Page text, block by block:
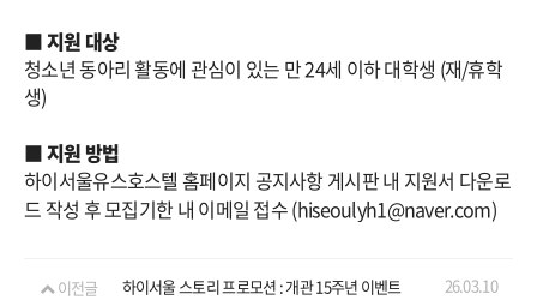
■지원 대상
청소년 동아리 활동에 관심이 있는 만 24세 이하 대학생 (재/휴학
생)
■지원 방법
하이서울유스호스텔 홈페이지 공지사항 게시판 내 지원서 다운로
드 작성 후 모집기한 내 이메일 접수 (hiseoulyh1@naver.com)
이전글 하이서울 스토리 프로모션 : 개관 15주년 이벤트 26.03.10